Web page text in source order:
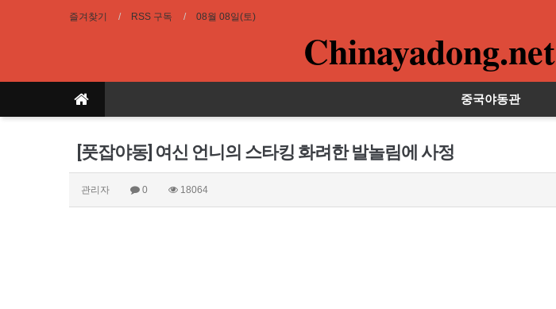
즐겨찾기 RSS 구독 08월 08일(토)
Chinayadong.net
중국야동관
[풋잡야동] 여신 언니의 스타킹 화려한 발놀림에 사정
관리자 0 18064